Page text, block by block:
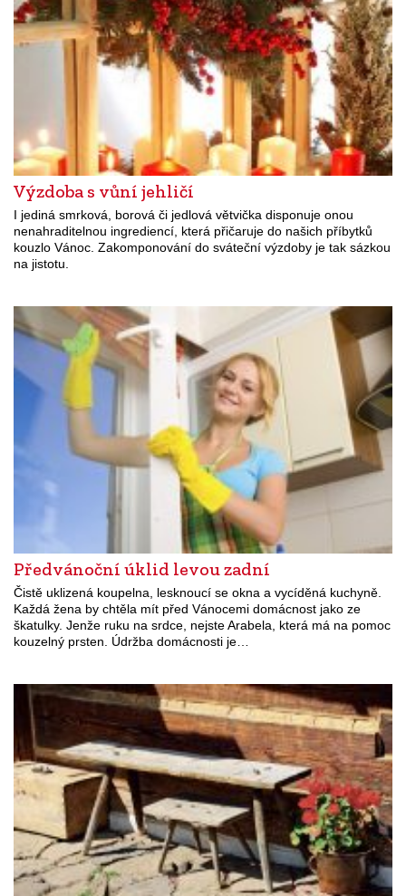
Výzdoba s vůní jehličí
I jediná smrková, borová či jedlová větvička disponuje onou
nenahraditelnou ingrediencí, která přičaruje do našich příbytků
kouzlo Vánoc. Zakomponování do sváteční výzdoby je tak sázkou
na jistotu.
Předvánoční úklid levou zadní
Čistě uklizená koupelna, lesknoucí se okna a vycíděná kuchyně.
Každá žena by chtěla mít před Vánocemi domácnost jako ze
škatulky. Jenže ruku na srdce, nejste Arabela, která má na pomoc
kouzelný prsten. Údržba domácnosti je…